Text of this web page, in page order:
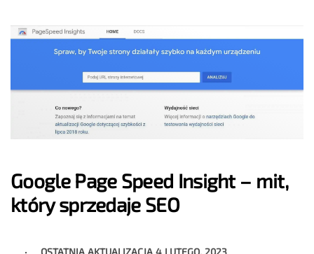
Google Page Speed Insight – mit,
który sprzedaje SEO
OSTATNIA AKTUALIZACJA4 LUTEGO, 2023